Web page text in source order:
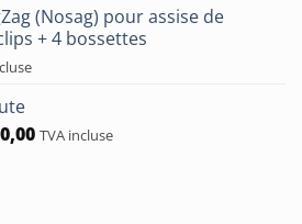
(Nosag) pour assise de
+ 4 bossettes
Plage
TVA incluse